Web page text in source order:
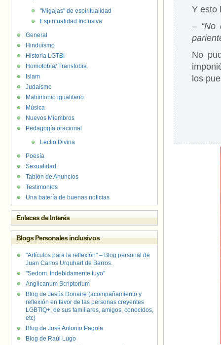
Y esto
– “No
No
los
"Migajas" de espiritualidad
Espiritualidad Inclusiva
General
Hinduísmo
Historia LGTBI
Homofobia/ Transfobia.
Islam
Judaísmo
Matrimonio igualitario
Música
Nuevos Miembros
Pedagogía oracional
Lectio Divina
Poesía
Sexualidad
Tablón de Anuncios
Testimonios
Una batería de buenas noticias
Enlaces de Interés
Blogs Personales inclusivos
"Artículos para la reflexión" – Blog personal de
Juan Carlos Urquhart de Barros.
"Sedom. Indebidamente tuyo"
Anglicanum Scriptorium
Blog de Jesús Donaire (acompañamiento y
reflexión en favor de las personas creyentes
LGBTIQ+, de sus familiares, amigos, conocidos,
etc)
Blog de José Antonio Pagola
Blog de Raúl Lugo